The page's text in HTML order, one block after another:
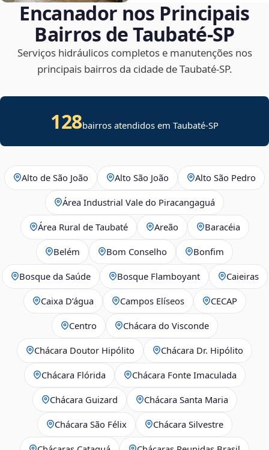
Encanador nos Principais
Bairros de Taubaté‑SP
Serviços hidráulicos completos e manutenções nos
principais bairros da cidade de Taubaté‑SP.
128bairros atendidos em Taubaté-SP
Alto de São João Alto São João Alto São Pedro
Área Industrial Vale do Piracangaguá
Área Rural de Taubaté Areão Baracéia
Belém Bom Conselho Bonfim
Bosque da Saúde Bosque Flamboyant Caieiras
Caixa D’água Campos Elíseos CECAP
Centro Chácara do Visconde
Chácara Doutor Hipólito Chácara Dr. Hipólito
Chácara Flórida Chácara Fonte Imaculada
Chácara Guizard Chácara Santa Maria
Chácara São Félix Chácara Silvestre